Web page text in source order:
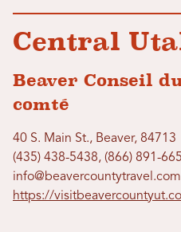
Central
Beaver Conseil
comté
40 S. Main St., Beaver, 84713
(435) 438-5438, (866) 891-
info@beavercountytravel.com
https://